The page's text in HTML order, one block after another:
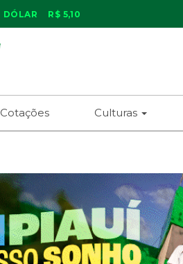
DÓLAR R$ 5,10
Cotações Culturas